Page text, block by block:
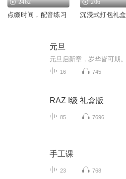
2462
点缀时间，配音练习
206
沉浸式打包礼盒
元旦
16 745
RAZ I级 礼盒版
85 7696
手工课
23 768